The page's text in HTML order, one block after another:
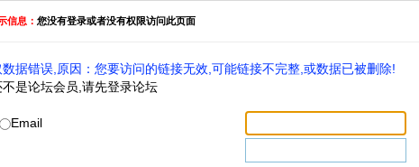
信息： 您没有登录或者没有权限访问此页面
数据错误,原因：您要访问的链接无效,可能链接不完整,或数据已被删除!
不是论坛会员,请先登录论坛
Email